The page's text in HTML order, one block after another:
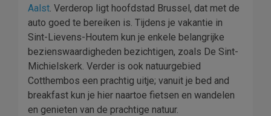
Aalst. Verderop ligt hoofdstad Brussel, dat met de
auto goed te bereiken is. Tijdens je vakantie in
Sint-Lievens-Houtem kun je enkele belangrijke
bezienswaardigheden bezichtigen, zoals De Sint-
Michielskerk. Verder is ook natuurgebied
Cotthembos een prachtig uitje; vanuit je bed and
breakfast kun je hier naartoe fietsen en wandelen
en genieten van de prachtige natuur.